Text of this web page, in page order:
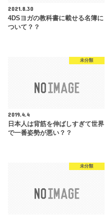
2021.8.30
4DSヨガの教科書に載せる名簿に
ついて？？
未分類
2019.4.4
日本人は背筋を伸ばしすぎて世界
で一番姿勢が悪い？？
未分類